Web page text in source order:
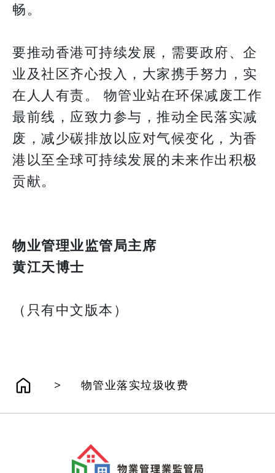
畅。
要推动香港可持续发展，需要政府、企
业及社区齐心投入，大家携手努力，实
在人人有责。 物管业站在环保减废工作
最前线，应致力参与，推动全民落实减
废，减少碳排放以应对气候变化，为香
港以至全球可持续发展的未来作出积极
贡献。
物业管理业监管局主席
黄江天博士
（只有中文版本）
> 物管业落实垃圾收费